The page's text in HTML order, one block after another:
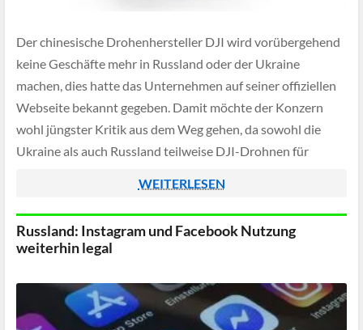
Der chinesische Drohenhersteller DJI wird vorübergehend
keine Geschäfte mehr in Russland oder der Ukraine
machen, dies hatte das Unternehmen auf seiner offiziellen
Webseite bekannt gegeben. Damit möchte der Konzern
wohl jüngster Kritik aus dem Weg gehen, da sowohl die
Ukraine als auch Russland teilweise DJI-Drohnen für
WEITERLESEN
Russland: Instagram und Facebook Nutzung
weiterhin legal